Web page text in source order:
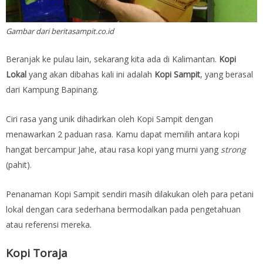
Gambar dari beritasampit.co.id
Beranjak ke pulau lain, sekarang kita ada di Kalimantan. Kopi
Lokal yang akan dibahas kali ini adalah Kopi Sampit, yang berasal
dari Kampung Bapinang.
Ciri rasa yang unik dihadirkan oleh Kopi Sampit dengan
menawarkan 2 paduan rasa. Kamu dapat memilih antara kopi
hangat bercampur Jahe, atau rasa kopi yang murni yang strong
(pahit).
Penanaman Kopi Sampit sendiri masih dilakukan oleh para petani
lokal dengan cara sederhana bermodalkan pada pengetahuan
atau referensi mereka.
Kopi Toraja